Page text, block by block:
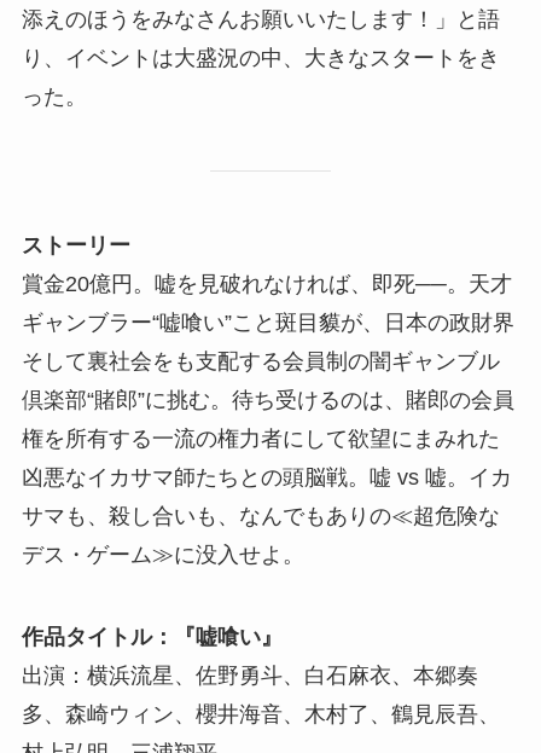
添えのほうをみなさんお願いいたします！」と語
り、イベントは大盛況の中、大きなスタートをき
った。
ストーリー
賞金20億円。嘘を見破れなければ、即死──。天才
ギャンブラー“嘘喰い”こと斑目貘が、日本の政財界
そして裏社会をも支配する会員制の闇ギャンブル
倶楽部“賭郎”に挑む。待ち受けるのは、賭郎の会員
権を所有する一流の権力者にして欲望にまみれた
凶悪なイカサマ師たちとの頭脳戦。嘘 vs 嘘。イカ
サマも、殺し合いも、なんでもありの≪超危険な
デス・ゲーム≫に没入せよ。
作品タイトル：『嘘喰い』
出演：横浜流星、佐野勇斗、白石麻衣、本郷奏
多、森崎ウィン、櫻井海音、木村了、鶴見辰吾、